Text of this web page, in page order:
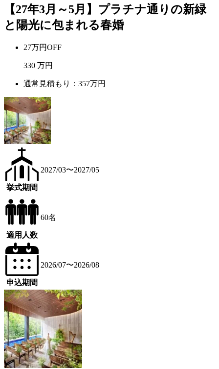
【27年3月～5月】プラチナ通りの新緑
と陽光に包まれる春婚
27万円OFF
330 万円
通常見積もり：357万円
挙式期間
2027/03〜2027/05
適用人数
60名
申込期間
2026/07〜2026/08